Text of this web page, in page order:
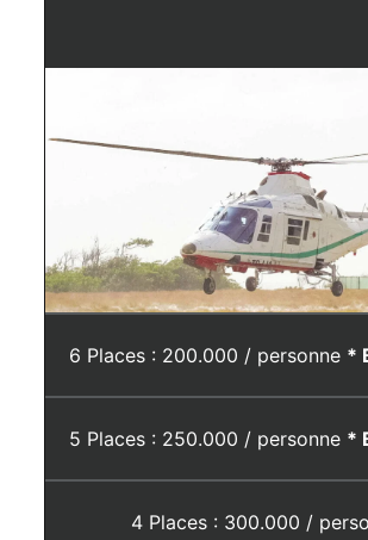
6 Places : 200.000 / personne *
5 Places : 250.000 / personne *
4 Places : 300.000 /